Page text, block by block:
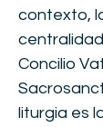
contexto,
Concilio
liturgia es